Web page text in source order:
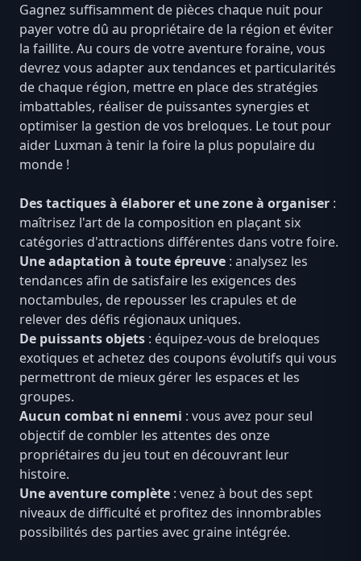
Gagnez suffisamment de pièces chaque nuit pour
payer votre dû au propriétaire de la région et éviter
la faillite. Au cours de votre aventure foraine, vous
devrez vous adapter aux tendances et particularités
de chaque région, mettre en place des stratégies
imbattables, réaliser de puissantes synergies et
optimiser la gestion de vos breloques. Le tout pour
aider Luxman à tenir la foire la plus populaire du
monde !
Des tactiques à élaborer et une zone à organiser :
maîtrisez l'art de la composition en plaçant six
catégories d'attractions différentes dans votre foire.
Une adaptation à toute épreuve : analysez les
tendances afin de satisfaire les exigences des
noctambules, de repousser les crapules et de
relever des défis régionaux uniques.
De puissants objets : équipez-vous de breloques
exotiques et achetez des coupons évolutifs qui vous
permettront de mieux gérer les espaces et les
groupes.
Aucun combat ni ennemi : vous avez pour seul
objectif de combler les attentes des onze
propriétaires du jeu tout en découvrant leur
histoire.
Une aventure complète : venez à bout des sept
niveaux de difficulté et profitez des innombrables
possibilités des parties avec graine intégrée.